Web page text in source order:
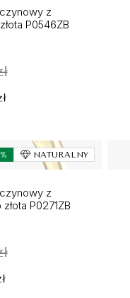
z
P0546ZB
NATURALNY
z
P0271ZB